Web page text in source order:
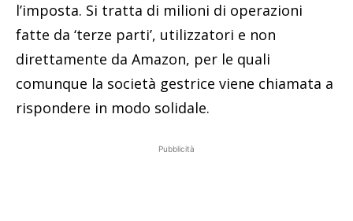
l’imposta. Si tratta di milioni di operazioni
fatte da ‘terze parti’, utilizzatori e non
direttamente da Amazon, per le quali
comunque la società gestrice viene chiamata a
rispondere in modo solidale.
Pubblicità